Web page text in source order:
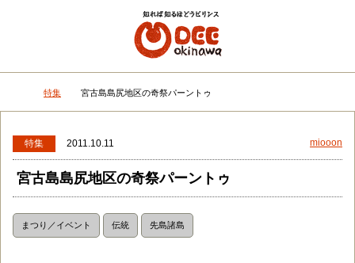
DEEokinawaトップ
特集 宮古島島尻地区の奇祭パーントゥ
特集 2011.10.11 miooon
宮古島島尻地区の奇祭パーントゥ
まつり／イベント 伝統 先島諸島